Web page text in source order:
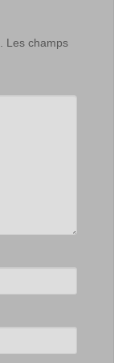
Les champs